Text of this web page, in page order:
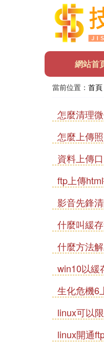
網站首
當前位置： 首頁
怎麼清理
怎麼上傳
資料上傳口
ftp上傳
影音先鋒
什麼叫緩
什麼方法
win10以緩
生化危機6
linux可以
linux開通